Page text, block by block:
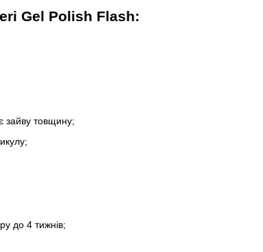
Gel Polish Flash:
зайву товщину;
до 4 тижнів;